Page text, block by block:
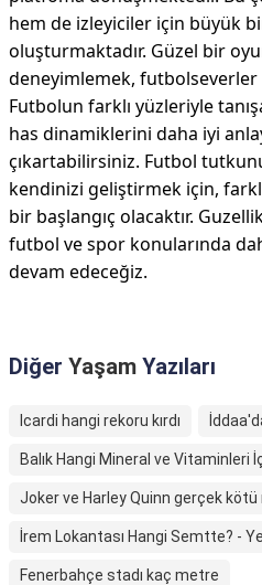
hem de izleyiciler için büyük
oluşturmaktadır. Güzel bir
deneyimlemek, futbolseverler
Futbolun farklı yüzleriyle
has dinamiklerini daha iyi
çıkartabilirsiniz. Futbol
kendinizi geliştirmek için,
bir başlangıç olacaktır.
futbol ve spor konularında
devam edeceğiz.
Diğer Yaşam Yazıları
Icardi hangi rekoru kırdı
Balık Hangi Mineral ve Vitaminleri
Joker ve Harley Quinn gerçek kötü
İrem Lokantası Hangi Semtte? -
Fenerbahçe stadı kaç metre